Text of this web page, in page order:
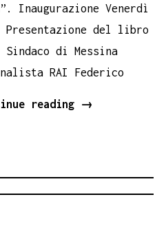
Inaugurazione Venerdì
del libro
di Messina
RAI Federico
reading
IL
→